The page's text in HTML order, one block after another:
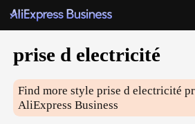
prise d electricité
Find more styleprise d electricité
AliExpress Business